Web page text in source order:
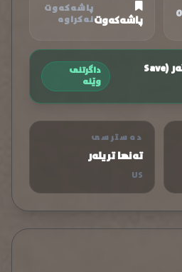
0 پاشەکەوت
پاشەکەوت
نەکراوە
دروستکردنی پۆستەر (Save
داگرتنی
وێنە
دەسترسی
تەنها تریلەر
US